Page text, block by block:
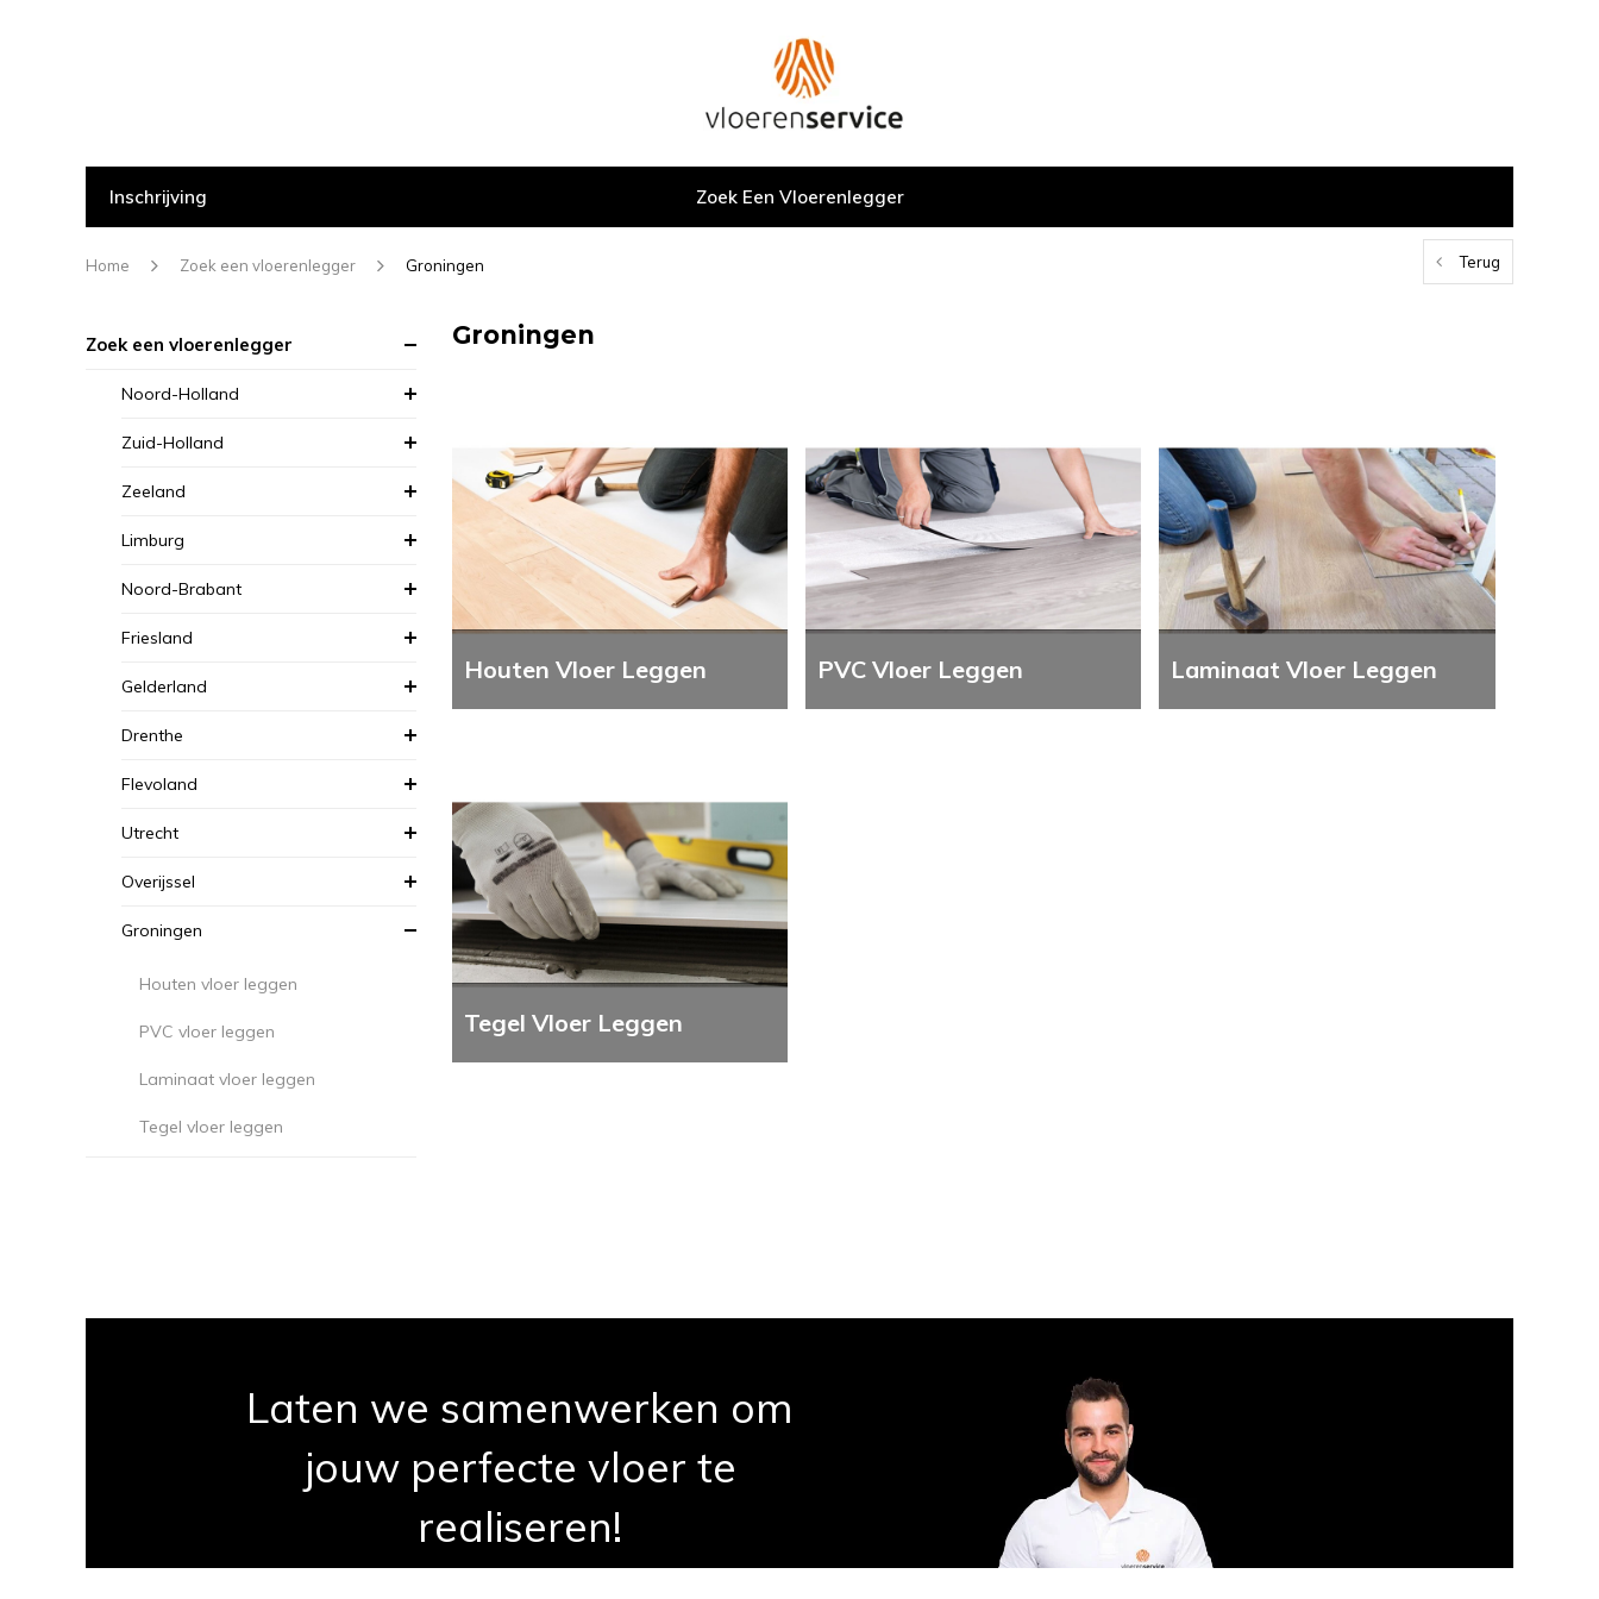
Zoek Een Vloerenlegger
Inschrijving
Home Zoek een vloerenlegger Groningen Terug
Zoek een vloerenlegger
Noord-Holland
Zuid-Holland
Zeeland
Limburg
Noord-Brabant
Friesland
Gelderland
Drenthe
Flevoland
Utrecht
Overijssel
Groningen
Houten vloer leggen
PVC vloer leggen
Laminaat vloer leggen
Tegel vloer leggen
Groningen
Houten Vloer Leggen PVC Vloer Leggen Laminaat Vloer Leggen
Tegel Vloer Leggen
Laten we samenwerken om
jouw perfecte vloer te
realiseren!